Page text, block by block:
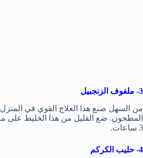
3- ملفوف الزنجبيل
من السهل صنع هذا العلاج القوي في
المطحون. ضع القليل من هذا الخليط على
3 ساعات.
4- حليب الكركم